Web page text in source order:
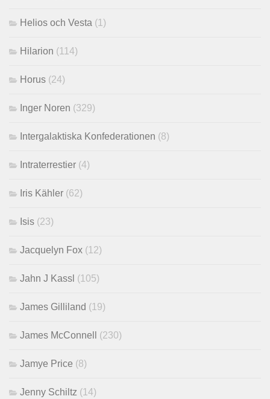
Helios och Vesta (1)
Hilarion (114)
Horus (24)
Inger Noren (329)
Intergalaktiska Konfederationen (8)
Intraterrestier (4)
Iris Kähler (62)
Isis (23)
Jacquelyn Fox (12)
Jahn J Kassl (105)
James Gilliland (19)
James McConnell (230)
Jamye Price (8)
Jenny Schiltz (14)